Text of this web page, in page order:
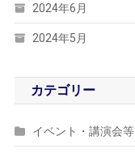
2024年6月
2024年5月
カテゴリー
イベント・講演会等